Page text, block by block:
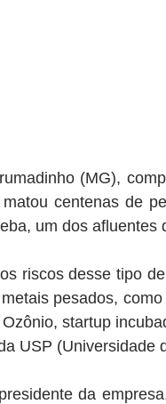
(MG),
centenas de
um dos afluentes
riscos desse tipo
pesados,
startup
USP (Universidade
da